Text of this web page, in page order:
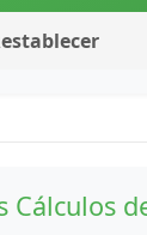
Cálculos